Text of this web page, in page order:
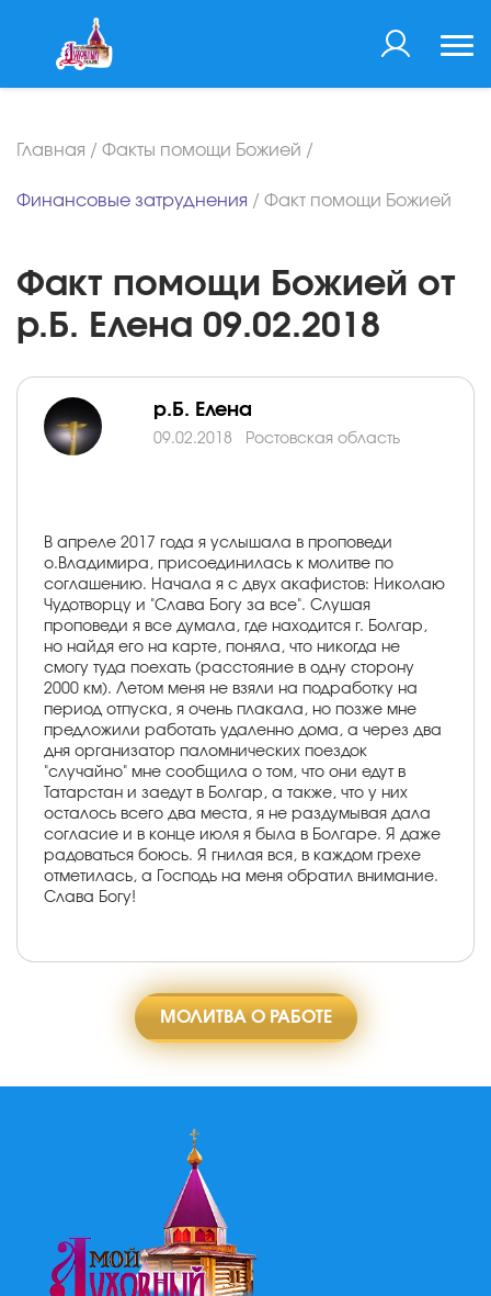
Главная / Факты помощи Божией /
Финансовые затруднения / Факт помощи Божией
Факт помощи Божией от
р.Б. Елена 09.02.2018
р.Б. Елена
09.02.2018 Ростовская область
В апреле 2017 года я услышала в проповеди
о.Владимира, присоединилась к молитве по
соглашению. Начала я с двух акафистов: Николаю
Чудотворцу и "Слава Богу за все". Слушая
проповеди я все думала, где находится г. Болгар,
но найдя его на карте, поняла, что никогда не
смогу туда поехать (расстояние в одну сторону
2000 км). Летом меня не взяли на подработку на
период отпуска, я очень плакала, но позже мне
предложили работать удаленно дома, а через два
дня организатор паломнических поездок
"случайно" мне сообщила о том, что они едут в
Татарстан и заедут в Болгар, а также, что у них
осталось всего два места, я не раздумывая дала
согласие и в конце июля я была в Болгаре. Я даже
радоваться боюсь. Я гнилая вся, в каждом грехе
отметилась, а Господь на меня обратил внимание.
Слава Богу!
МОЛИТВА О РАБОТЕ